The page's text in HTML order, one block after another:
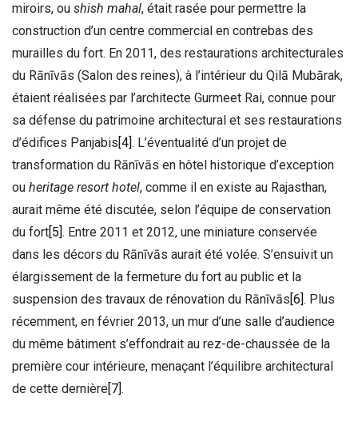
miroirs, ou shish mahal, était rasée pour permettre la
construction d’un centre commercial en contrebas des
murailles du fort. En 2011, des restaurations architecturales
du Rānīvās (Salon des reines), à l’intérieur du Qilā Mubārak,
étaient réalisées par l’architecte Gurmeet Rai, connue pour
sa défense du patrimoine architectural et ses restaurations
d’édifices Panjabis[4]. L’éventualité d’un projet de
transformation du Rānīvās en hôtel historique d’exception
ou heritage resort hotel, comme il en existe au Rajasthan,
aurait même été discutée, selon l’équipe de conservation
du fort[5]. Entre 2011 et 2012, une miniature conservée
dans les décors du Rānīvās aurait été volée. S’ensuivit un
élargissement de la fermeture du fort au public et la
suspension des travaux de rénovation du Rānīvās[6]. Plus
récemment, en février 2013, un mur d’une salle d’audience
du même bâtiment s’effondrait au rez-de-chaussée de la
première cour intérieure, menaçant l’équilibre architectural
de cette dernière[7].